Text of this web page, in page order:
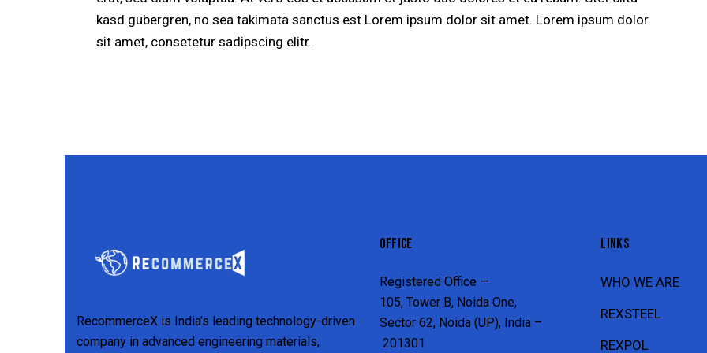
kasd gubergren, no sea takimata sanctus est Lorem ipsum dolor sit amet. Lorem ipsum dolor
sit amet, consetetur sadipscing elitr.
RecommerceX is India’s leading technology-driven
company in advanced engineering materials,
OFFICE
Registered Office —
105, Tower B, Noida One,
Sector 62, Noida (UP), India –
201301
LINKS
WHO WE ARE
REXSTEEL
REXPOL